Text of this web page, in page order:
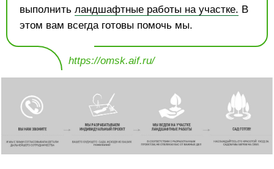
выполнить ландшафтные работы на участке. В
этом вам всегда готовы помочь мы.
https://omsk.aif.ru/